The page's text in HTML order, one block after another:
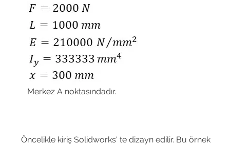
Merkez A noktasındadır.
Öncelikle kiriş Solidworks' te dizayn edilir. Bu örnek